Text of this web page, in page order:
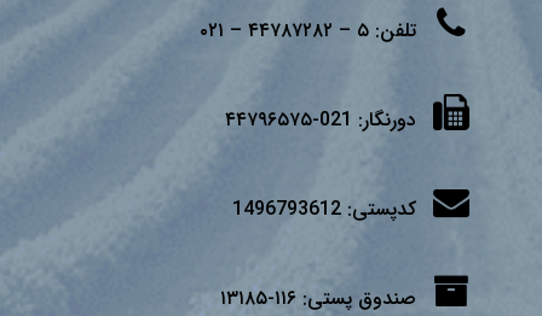
تلفن: ۵ – ۴۴۷۸۷۲۸۲ – ۰۲۱
دورنگار: 021-۴۴۷۹۶۵۷۵
کدپستی: 1496793612
صندوق پستی: ۱۱۶-۱۳۱۸۵